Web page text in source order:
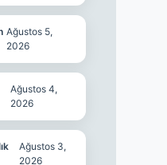
Ağustos 5,
2026
Ağustos 4,
2026
Ağustos 3,
2026